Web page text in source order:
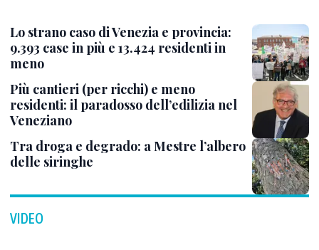
Lo strano caso di Venezia e provincia:
9.393 case in più e 13.424 residenti in
meno
Più cantieri (per ricchi) e meno
residenti: il paradosso dell’edilizia nel
Veneziano
Tra droga e degrado: a Mestre l’albero
delle siringhe
VIDEO